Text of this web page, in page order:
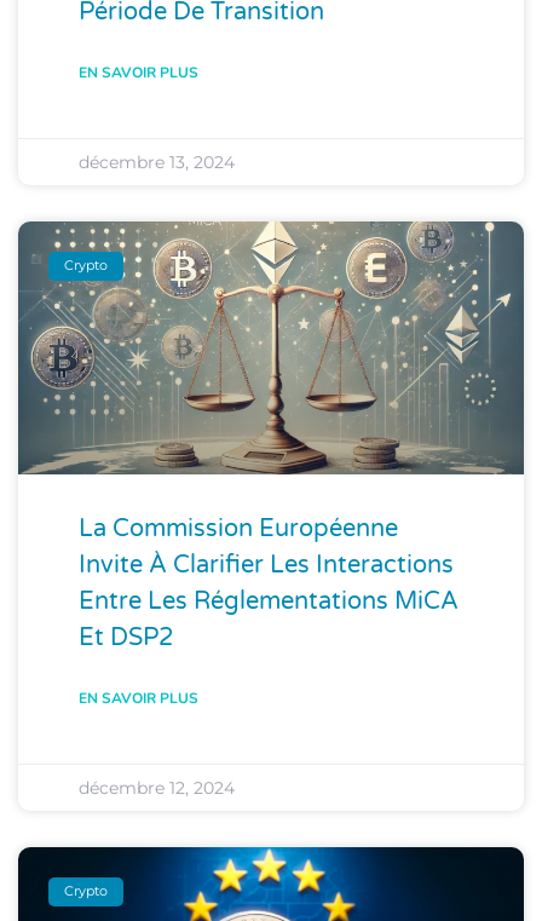
Période De Transition
EN SAVOIR PLUS
décembre 13, 2024
Crypto
La Commission Européenne
Invite À Clarifier Les Interactions
Entre Les Réglementations MiCA
Et DSP2
EN SAVOIR PLUS
décembre 12, 2024
Crypto